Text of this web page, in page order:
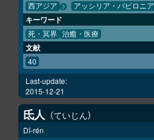
西アジア アッシリア・バビロニア
キーワード
死・冥界 治癒・医療
文献
40
Last-update:
2015-12-21
氐人 ていじん
Dī-rén